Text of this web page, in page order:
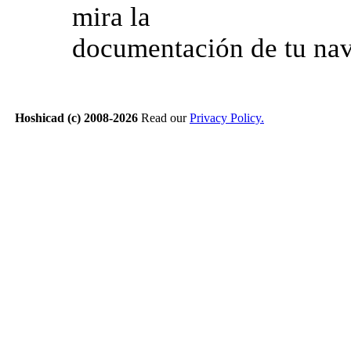
mira la
documentación de tu
Hoshicad (c) 2008-2026 Read ourPrivacy Policy.